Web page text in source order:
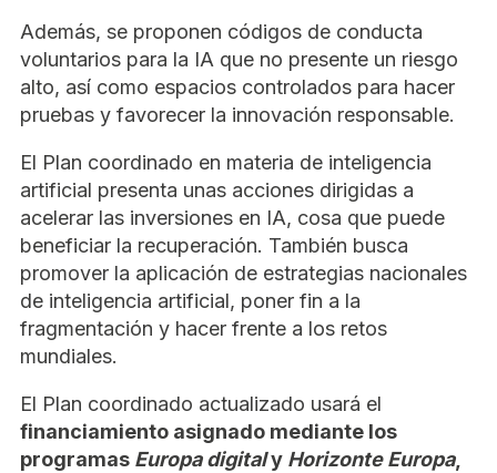
Además, se proponen códigos de conducta
voluntarios para la IA que no presente un riesgo
alto, así como espacios controlados para hacer
pruebas y favorecer la innovación responsable.
El Plan coordinado en materia de inteligencia
artificial presenta unas acciones dirigidas a
acelerar las inversiones en IA, cosa que puede
beneficiar la recuperación. También busca
promover la aplicación de estrategias nacionales
de inteligencia artificial, poner fin a la
fragmentación y hacer frente a los retos
mundiales.
El Plan coordinado actualizado usará el
financiamiento asignado mediante los
programas Europa digitaly Horizonte Europa,